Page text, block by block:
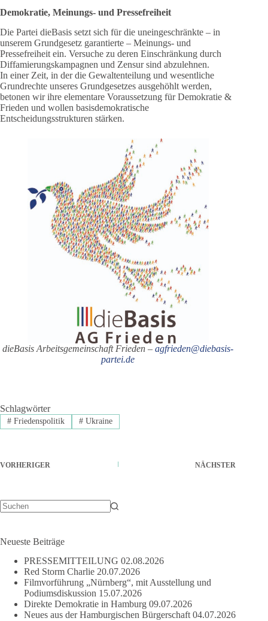
Demokratie, Meinungs- und Pressefreiheit
Die Partei dieBasis setzt sich für die uneingeschränkte – in
unserem Grundgesetz garantierte – Meinungs- und
Pressefreiheit ein. Versuche zu deren Einschränkung durch
Diffamierungskampagnen und Zensur sind abzulehnen.
In einer Zeit, in der die Gewaltenteilung und wesentliche
Grundrechte unseres Grundgesetzes ausgehöhlt werden,
betonen wir ihre elementare Voraussetzung für Demokratie &
Frieden und wollen basisdemokratische
Entscheidungsstrukturen stärken.
dieBasis Arbeitsgemeinschaft Frieden –agfrieden@diebasis-
partei.de
Schlagwörter
#Friedenspolitik #Ukraine
VORHERIGER NÄCHSTER
Neueste Beiträge
PRESSEMITTEILUNG 02.08.2026
Red Storm Charlie 20.07.2026
Filmvorführung „Nürnberg“, mit Ausstellung und
Podiumsdiskussion 15.07.2026
Direkte Demokratie in Hamburg 09.07.2026
Neues aus der Hamburgischen Bürgerschaft 04.07.2026